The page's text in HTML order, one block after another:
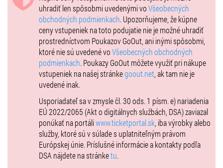
uhradiť len spôsobmi uvedenými voVšeobecných
obchodných podmienkach. Upozorňujeme, že kúpne
ceny vstupeniek na toto podujatie nie je možné uhradiť
prostredníctvom Poukazov GoOut, ani inými spôsobmi,
ktoré nie sú uvedené voVšeobecných obchodných
podmienkach. Poukazy GoOut môžete využiť pri nákupe
vstupeniek na našej stránkegoout.net , ak tam nie je
uvedené inak.
Usporiadateľ sa v zmysle čl. 30 ods. 1 písm. e) nariadenia
EÚ 2022/2065 (Akt o digitálnych službách, DSA) zaviazal
ponúkať na portáliwww.ticketportal.sk , iba výrobky alebo
služby, ktoré sú v súlade s uplatniteľným právom
Európskej únie. Príslušné informácie a kontakty podľa
DSA nájdete na stránketu.